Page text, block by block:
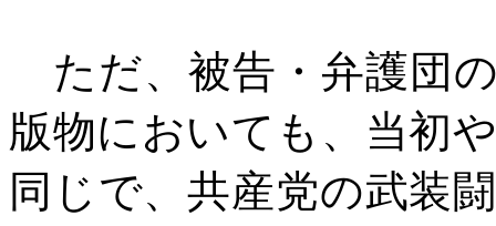
ただ、被告・弁護団
版物においても、当初
同じで、共産党の武装